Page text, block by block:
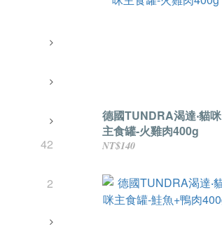
42
2
德國TUNDRA渴達‧貓咪
主食罐-火雞肉400g
NT$140